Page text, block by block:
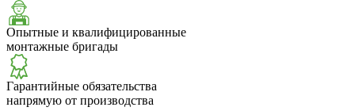
Опытные и квалифицированные
монтажные бригады
Гарантийные обязательства
напрямую от производства